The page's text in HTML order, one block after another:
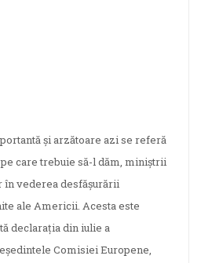
şi arzătoare azi se referă
care trebuie să-l dăm, miniştrii
în vederea desfăşurării
ale Americii. Acesta este
declaraţia din iulie a
Comisiei Europene,